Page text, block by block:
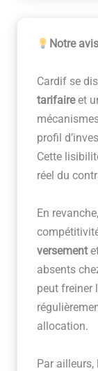
Notre avis
Cardif se
tarifaireet
profil
Cette
réel du
En
versement
absents
peut freiner
allocation.
Par ailleurs,